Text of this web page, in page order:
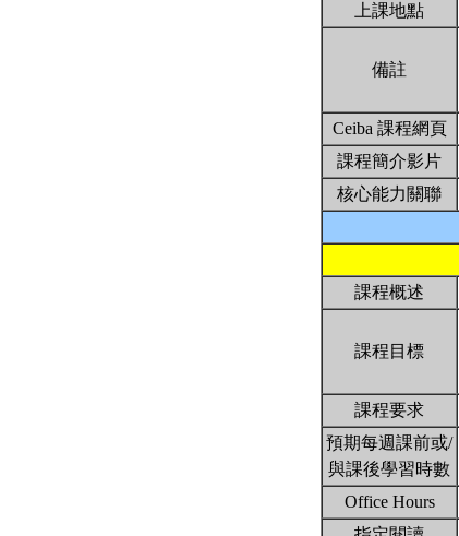
上課地點
備註
Ceiba 課程網頁
課程簡介影片
核心能力關聯
課程概述
課程目標
課程要求
預期每週課前或/
與課後學習時數
Office Hours